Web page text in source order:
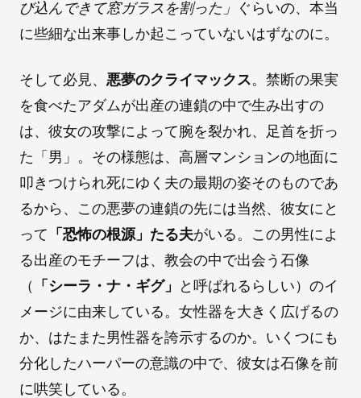
び込んできて窓ガラスを割った」
ぐらいの、本当
に些細な出来事しか起こっていないはずなのに。
そして必見、 悪夢のクライマックス。禁断の果実
を食べたアダムが出産の連鎖の中で生み出すの
は、彼女の攻撃によって腕を裂かれ、足首を折っ
た「男」。その様態は、高層マンションの地面に
叩きつけられ死にゆく夫の最期の姿そのものであ
るから、この悪夢の連鎖の先には当然、彼女にと
って 「恐怖の根源」たる夫がいる。この男性によ
る出産のモチーフは、教会の中で出会う石像
（
「シーラ・ナ・ギグ」
と呼ばれるらしい）のイ
メージに由来している。女性器を大きく広げるの
か、はたまた男性器を誇示するのか。いくつにも
分化したハーパーの意識の中で、彼女は石像を前
に哄笑している。